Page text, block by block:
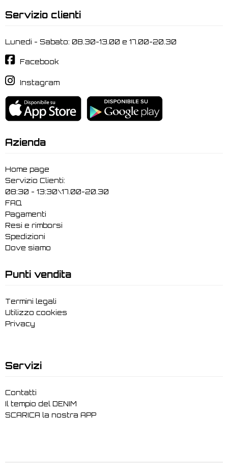
Servizio clienti
Lunedi - Sabato: 08.30-13.00 e 17.00-20.30
Facebook
Instagram
Azienda
Home page
Servizio Clienti:
08:30 - 13:30\17.00-20.30
FAQ
Pagamenti
Resi e rimborsi
Spedizioni
Dove siamo
Punti vendita
Termini legali
Utilizzo cookies
Privacy
Servizi
Contatti
Il tempio del DENIM
SCARICA la nostra APP